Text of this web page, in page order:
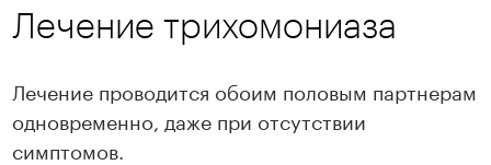
Подробнее Подробнее
Лечение трихомониаза
Лечение проводится обоим половым партнерам
одновременно, даже при отсутствии
симптомов.